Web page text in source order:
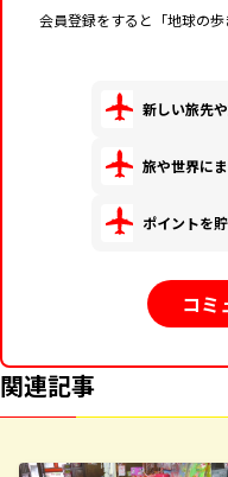
会員登録をすると「地球の
新しい旅先
旅や世界に
ポイントを
コミ
関連記事